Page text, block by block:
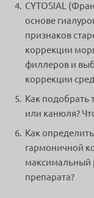
CYTOSIAL
основе
признаков
коррекции
филлеров и
коррекции
Как подобрать
или канюля?
Как
гармоничной
максимальный
препарата?